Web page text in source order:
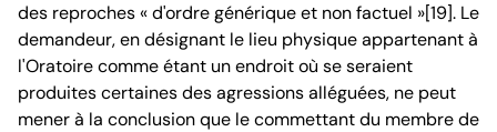
des reproches « d'ordre générique et non factuel »[19]. Le
demandeur, en désignant le lieu physique appartenant à
l'Oratoire comme étant un endroit où se seraient
produites certaines des agressions alléguées, ne peut
mener à la conclusion que le commettant du membre de